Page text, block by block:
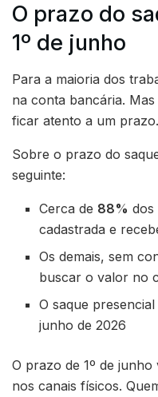
O prazo do
1º de junho
Para a maioria dos
na conta bancária.
ficar atento a um prazo.
Sobre o prazo do
seguinte:
Cerca de 88% dos
cadastrada e
Os demais, sem
buscar o valor no
O saque
junho de 2026
O prazo de 1º de
nos canais físicos.